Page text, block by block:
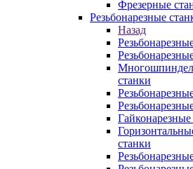
Фрезерные
Резьбонарезные
Назад
станки
станки